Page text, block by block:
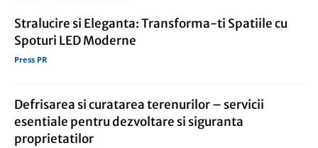
Stralucire si Eleganta: Transforma-ti Spatiile cu
Spoturi LED Moderne
Press PR
Defrisarea si curatarea terenurilor – servicii
esentiale pentru dezvoltare si siguranta
proprietatilor